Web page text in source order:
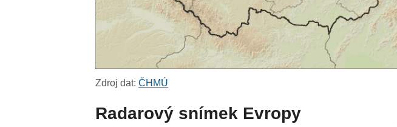
Zdroj dat:ČHMÚ
Radarový snímek Evropy